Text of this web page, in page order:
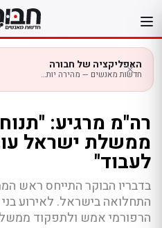
לתוכן
האפליקציה של חבורה
חדשות מאנשים — מהירה יותר בנייד
רה"מ מרגיע:
ממשלת ישראל
לעבוד"
בדבריו הבוקר התייחס ראש
התחלואה בישראל. לאירוע
הרפורמי אמש ולתפקוד